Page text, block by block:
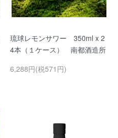
琉球レモンサワー 350ml x 2
4本（１ケース） 南都酒造所
6,288円(税571円)